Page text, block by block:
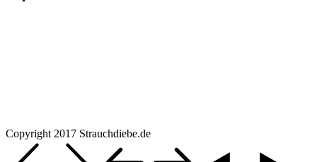
Copyright 2017 Strauchdiebe.de